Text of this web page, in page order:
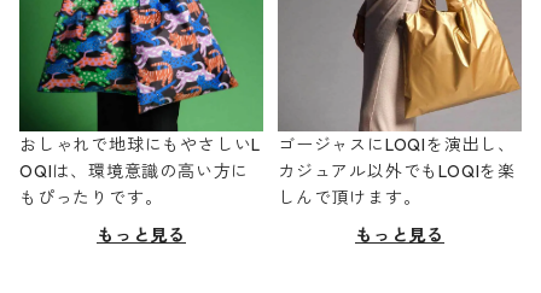
おしゃれで地球にもやさしいL
OQIは、環境意識の高い方に
もぴったりです。
もっと見る
ゴージャスにLOQIを演出し、
カジュアル以外でもLOQIを楽
しんで頂けます。
もっと見る